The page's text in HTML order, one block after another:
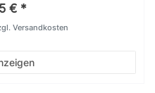
€ *
Versandkosten